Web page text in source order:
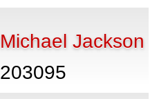
Michael Jackson
203095